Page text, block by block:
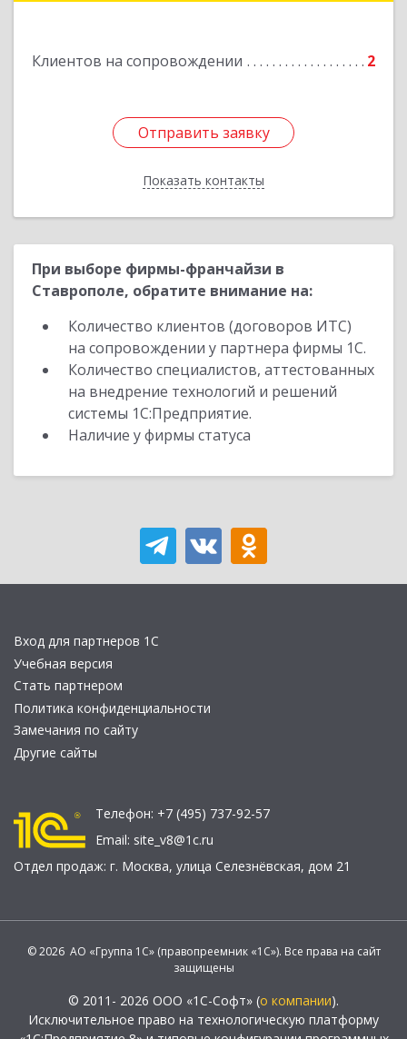
Клиентов на сопровождении 2
Отправить заявку
Показать контакты
Отправить заявку
Назад
При выборе фирмы-франчайзи в
Ставрополе, обратите внимание на:
Количество клиентов (договоров ИТС)
на сопровождении у партнера фирмы 1С.
Количество специалистов, аттестованных
на внедрение технологий и решений
системы 1С:Предприятие.
Наличие у фирмы статуса
Вход для партнеров 1С
Учебная версия
Стать партнером
Политика конфиденциальности
Замечания по сайту
Другие сайты
Телефон: +7 (495) 737-92-57
Email: site_v8@1c.ru
Отдел продаж: г. Москва, улица Селезнёвская, дом 21
© 2026 АО «Группа 1С» (правопреемник «1С»). Все права на сайт
защищены
© 2011- 2026 ООО «1С-Софт» (о компании).
Исключительное право на технологическую платформу